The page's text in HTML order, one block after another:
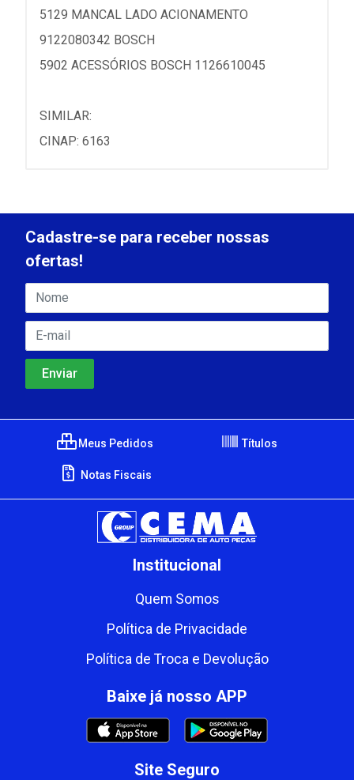
5129 MANCAL LADO ACIONAMENTO
9122080342 BOSCH
5902 ACESSÓRIOS BOSCH 1126610045
SIMILAR:
CINAP: 6163
Cadastre-se para receber nossas
ofertas!
Meus Pedidos Títulos
Notas Fiscais
Institucional
Quem Somos
Política de Privacidade
Política de Troca e Devolução
Baixe já nosso APP
Site Seguro